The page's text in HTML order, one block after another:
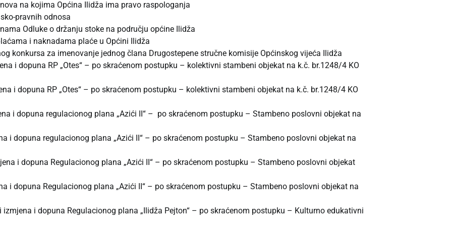
na kojima Općina Ilidža ima pravo raspologanja
pravnih odnosa
Odluke o držanju stoke na području općine Ilidža
i naknadama plaće u Općini Ilidža
konkursa za imenovanje jednog člana Drugostepene stručne komisije Općinskog vijeća Ilidža
i dopuna RP „Otes“ – po skraćenom postupku – kolektivni stambeni objekat na k.č. br.1248/4 KO
i dopuna RP „Otes“ – po skraćenom postupku – kolektivni stambeni objekat na k.č. br.1248/4 KO
i dopuna regulacionog plana „Azići II“ – po skraćenom postupku – Stambeno poslovni objekat na
i dopuna regulacionog plana „Azići II“ – po skraćenom postupku – Stambeno poslovni objekat na
i dopuna Regulacionog plana „Azići II“ – po skraćenom postupku – Stambeno poslovni objekat
i dopuna Regulacionog plana „Azići II“ – po skraćenom postupku – Stambeno poslovni objekat na
i dopuna Regulacionog plana „Ilidža Pejton“ – po skraćenom postupku – Kulturno edukativni